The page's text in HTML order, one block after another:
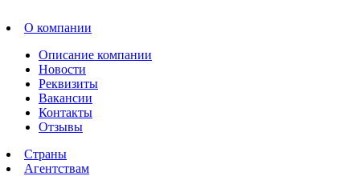
О компании
Описание компании
Новости
Реквизиты
Вакансии
Контакты
Отзывы
Страны
Агентствам